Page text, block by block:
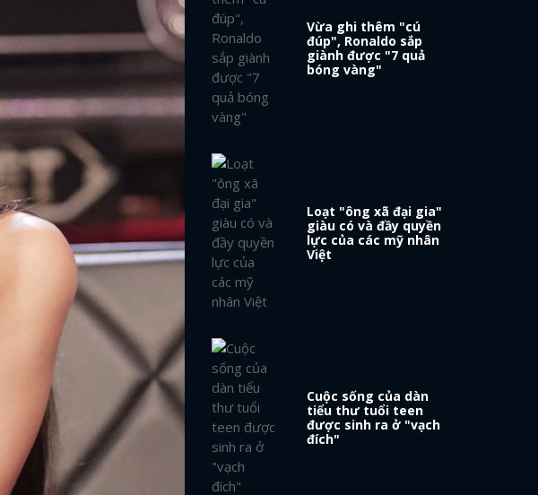
Vừa ghi thêm "cú
đúp", Ronaldo sắp
giành được "7 quả
bóng vàng"
Loạt "ông xã đại gia"
giàu có và đầy quyền
lực của các mỹ nhân
Việt
Cuộc sống của dàn
tiểu thư tuổi teen
được sinh ra ở "vạch
đích"